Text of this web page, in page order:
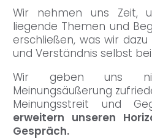
Wir nehmen uns Zeit,
liegende Themen und
erschließen, was wir
und Verständnis selbst
Wir geben uns
Meinungsäußerung
Meinungsstreit und
erweitern unseren
Gespräch.